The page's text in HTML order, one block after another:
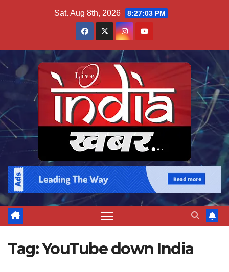
Sat. Aug 8th, 2026 8:27:04 PM
Tag:YouTube down India